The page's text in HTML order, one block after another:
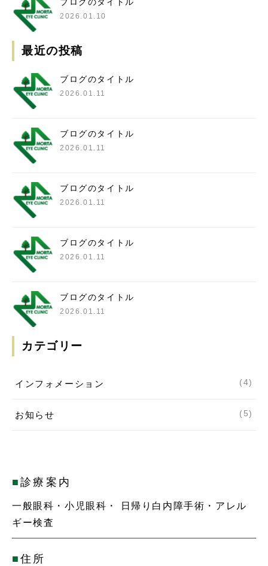
2026.01.10
最近の投稿
ブログのタイトル
2026.01.11
ブログのタイトル
2026.01.11
ブログのタイトル
2026.01.11
ブログのタイトル
2026.01.11
ブログのタイトル
2026.01.11
カテゴリー
インフォメーション (4)
お知らせ (5)
■診療案内
一般眼科・小児眼科・ 日帰り白内障手術・アレル
ギー検査
■住所